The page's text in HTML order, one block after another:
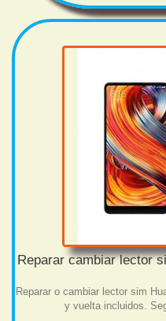
Reparar cambiar lector
Reparar o cambiar lector sim
y vuelta incluidos.